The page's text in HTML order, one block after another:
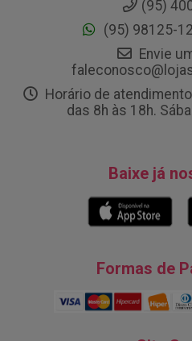
(95)
(95) 98125-
Envie
Horário de
das 8h às 18h.
Baixe já
Formas de